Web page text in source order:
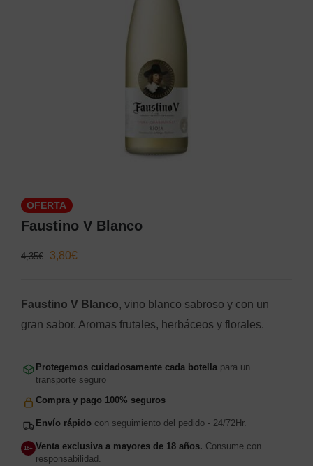
OFERTA
Faustino V Blanco
4,35€
El
3,80€
Faustino V Blanco, vino blanco sabroso y con un
gran sabor. Aromas frutales, herbáceos y florales.
Protegemos cuidadosamente cada botella para un
transporte seguro
Compra y pago 100% seguros
Envío rápido con seguimiento del pedido - 24/72Hr.
18+ Venta exclusiva a mayores de 18 años. Consume con
responsabilidad.